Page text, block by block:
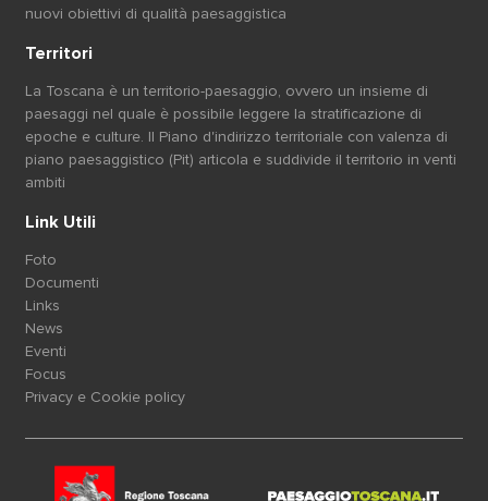
nuovi obiettivi di qualità paesaggistica
Territori
La Toscana è un territorio-paesaggio, ovvero un insieme di
paesaggi nel quale è possibile leggere la stratificazione di
epoche e culture. Il Piano d'indirizzo territoriale con valenza di
piano paesaggistico (Pit) articola e suddivide il territorio in venti
ambiti
Link Utili
Foto
Documenti
Links
News
Eventi
Focus
Privacy e Cookie policy